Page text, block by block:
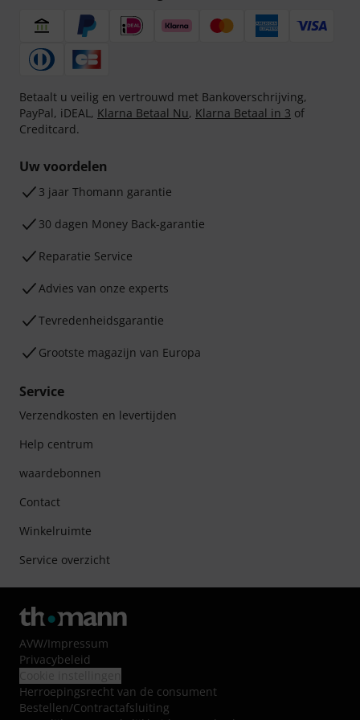
Betaalt u veilig en vertrouwd met Bankoverschrijving,
PayPal, iDEAL, Klarna Betaal Nu, Klarna Betaal in 3 of
Creditcard.
Uw voordelen
3 jaar Thomann garantie
30 dagen Money Back-garantie
Reparatie Service
Advies van onze experts
Tevredenheidsgarantie
Grootste magazijn van Europa
Service
Verzendkosten en levertijden
Help centrum
waardebonnen
Contact
Winkelruimte
Service overzicht
AVW/Impressum
Privacybeleid
Herroepingsrecht van de consument
Bestellen/Contractafsluiting